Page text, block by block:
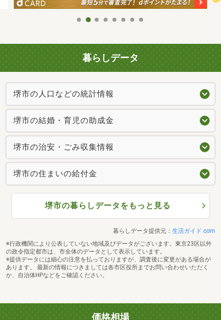
暮らしデータ
堺市の人口などの統計情報
堺市の結婚・育児の助成金
堺市の治安・ごみ収集情報
堺市の住まいの給付金
堺市の暮らしデータをもっと見る
暮らしデータ提供元： 生活ガイド.com
※行政機関により公表していない地域及びデータがございます。東京23区以外
の政令指定都市は、市全体のデータとして表示しています。
※提供データには細心の注意を払っておりますが、調査後に変更がある場合が
あります。 最新の情報につきましては各市区役所までお問い合わせいただく
か、自治体HPなどをご確認ください。
価格相場